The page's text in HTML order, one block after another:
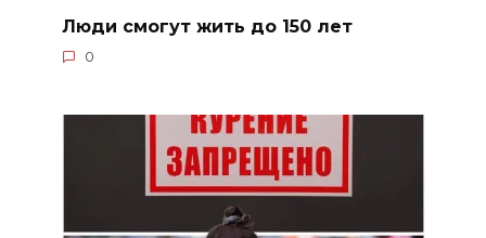
Люди смогут жить до 150 лет
0